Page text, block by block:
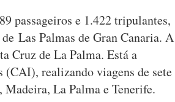
passageiros e 1.422 tripulantes,
Las Palmas de Gran Canaria. A
Cruz de La Palma. Está a
realizando viagens de sete
La Palma e Tenerife.